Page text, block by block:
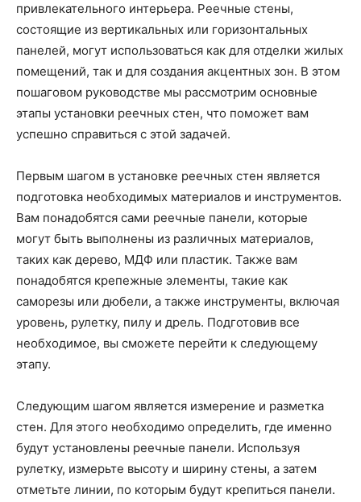
привлекательного интерьера. Реечные стены,
состоящие из вертикальных или горизонтальных
панелей, могут использоваться как для отделки жилых
помещений, так и для создания акцентных зон. В этом
пошаговом руководстве мы рассмотрим основные
этапы установки реечных стен, что поможет вам
успешно справиться с этой задачей.
Первым шагом в установке реечных стен является
подготовка необходимых материалов и инструментов.
Вам понадобятся сами реечные панели, которые
могут быть выполнены из различных материалов,
таких как дерево, МДФ или пластик. Также вам
понадобятся крепежные элементы, такие как
саморезы или дюбели, а также инструменты, включая
уровень, рулетку, пилу и дрель. Подготовив все
необходимое, вы сможете перейти к следующему
этапу.
Следующим шагом является измерение и разметка
стен. Для этого необходимо определить, где именно
будут установлены реечные панели. Используя
рулетку, измерьте высоту и ширину стены, а затем
отметьте линии, по которым будут крепиться панели.